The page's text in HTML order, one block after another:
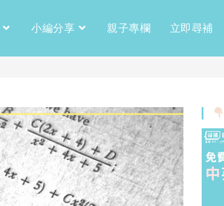
小編分享 親子專欄 立即尋補